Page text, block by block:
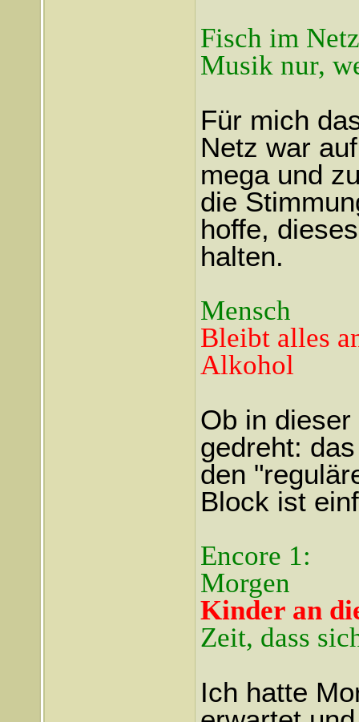
Fisch im Netz
Musik nur,
Für mich
Netz war
mega und
die
hoffe,
halten.
Mensch
Bleibt alles
Alkohol
Ob in
gedreht:
den
Block ist
Encore 1:
Morgen
Kinder an
Zeit, dass
Ich hatte